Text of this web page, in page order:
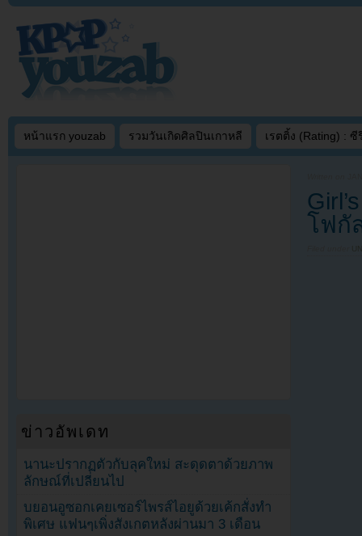
หน้าแรก youzab รวมวันเกิดศิลปินเกาหลี เรตติ้ง (Rating) : ซี
โฟกั
ข่าวอัพเดท
นานะปรากฏตัวกับลุคใหม่ สะดุดตาด้วยภาพ
ลักษณ์ที่เปลี่ยนไป
บยอนอูซอกเคยเซอร์ไพรส์ไอยูด้วยเค้กสั่งทำ
พิเศษ แฟนๆเพิ่งสังเกตหลังผ่านมา 3 เดือน